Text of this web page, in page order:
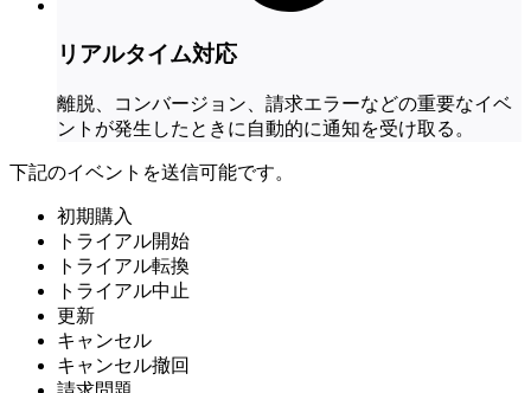
リアルタイム対応
離脱、コンバージョン、請求エラーなどの重要なイベ
ントが発生したときに自動的に通知を受け取る。
下記のイベントを送信可能です。
初期購入
トライアル開始
トライアル転換
トライアル中止
更新
キャンセル
キャンセル撤回